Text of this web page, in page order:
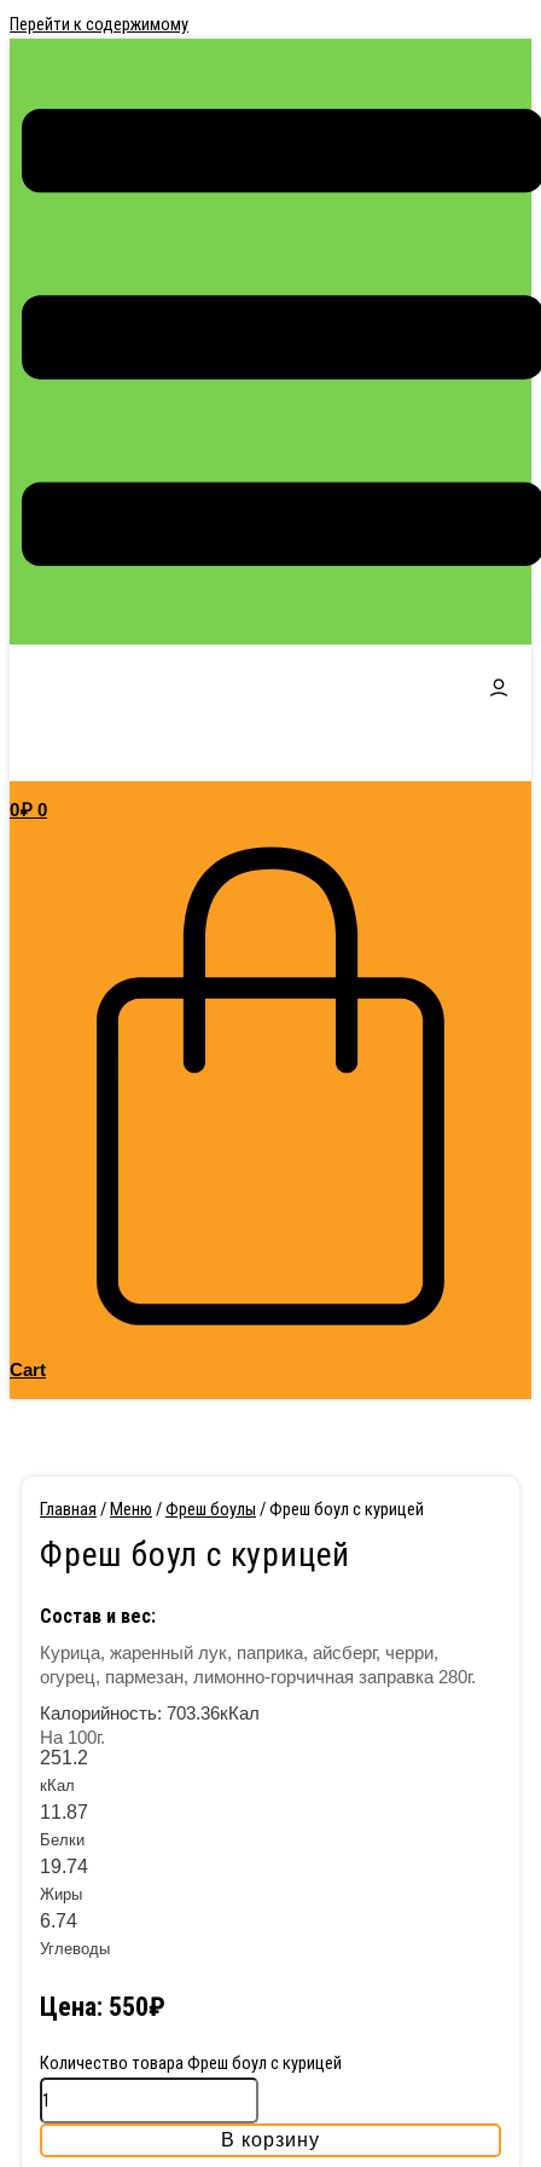
Перейти к содержимому
0₽ 0
Cart
Главная /Меню /Фреш боулы / Фреш боул с курицей
Фреш боул с курицей
Состав и вес:
Курица, жаренный лук, паприка, айсберг, черри,
огурец, пармезан, лимонно-горчичная заправка 280г.
Калорийность: 703.36кКал
На 100г.
251.2
кКал
11.87
Белки
19.74
Жиры
6.74
Углеводы
Цена: 550₽
Количество товара Фреш боул с курицей
В корзину